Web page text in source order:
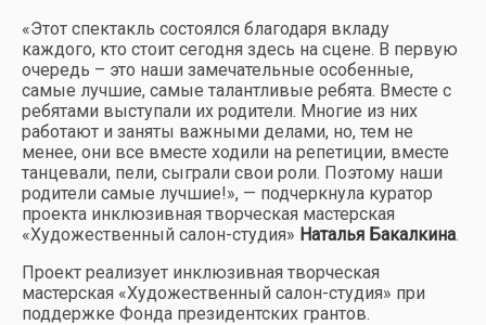
«Этот спектакль состоялся благодаря вкладу
каждого, кто стоит сегодня здесь на сцене. В первую
очередь – это наши замечательные особенные,
самые лучшие, самые талантливые ребята. Вместе с
ребятами выступали их родители. Многие из них
работают и заняты важными делами, но, тем не
менее, они все вместе ходили на репетиции, вместе
танцевали, пели, сыграли свои роли. Поэтому наши
родители самые лучшие!», — подчеркнула куратор
проекта инклюзивная творческая мастерская
«Художественный салон-студия» Наталья Бакалкина.
Проект реализует инклюзивная творческая
мастерская «Художественный салон-студия» при
поддержке Фонда президентских грантов.